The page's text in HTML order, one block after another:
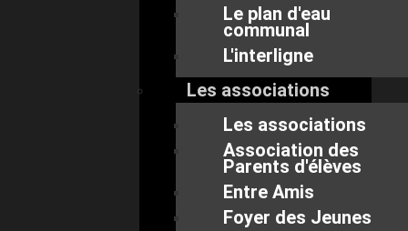
Le plan d'eau
communal
L'interligne
Les associations
Les associations
Association des
Parents d'élèves
Entre Amis
Foyer des Jeunes